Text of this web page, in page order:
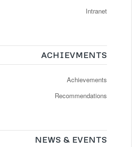
Intranet
ACHIEVMENTS
Achievements
Recommendations
NEWS & EVENTS